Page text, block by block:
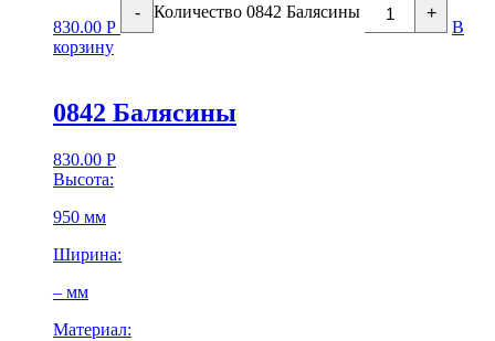
830.00 Р
- Количество 0842 Балясины +
В
корзину
0842 Балясины
830.00 Р
Высота:
950 мм
Ширина:
– мм
Материал: